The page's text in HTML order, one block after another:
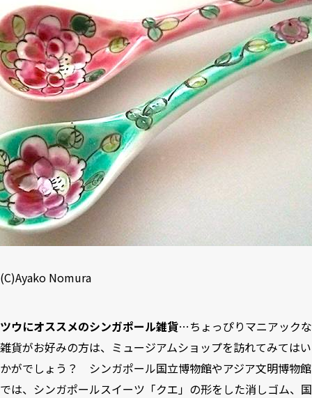
(C)Ayako Nomura
ツウにオススメのシンガポール雑貨…ちょっぴりマニアックな
雑貨がお好みの方は、ミュージアムショップを訪れてみてはい
かがでしょう？ シンガポール国立博物館やアジア文明博物館
では、シンガポールスイーツ「クエ」の形をした消しゴム、国